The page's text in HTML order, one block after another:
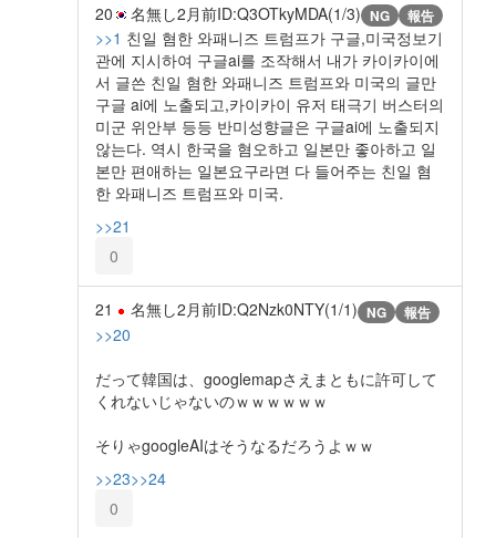
20 名無し2月前ID:Q3OTkyMDA(1/3) NG 報告
>>1 친일 혐한 와패니즈 트럼프가 구글,미국정보기
관에 지시하여 구글ai를 조작해서 내가 카이카이에
서 글쓴 친일 혐한 와패니즈 트럼프와 미국의 글만
구글 ai에 노출되고,카이카이 유저 태극기 버스터의
미군 위안부 등등 반미성향글은 구글ai에 노출되지
않는다. 역시 한국을 혐오하고 일본만 좋아하고 일
본만 편애하는 일본요구라면 다 들어주는 친일 혐
한 와패니즈 트럼프와 미국.
>>21
0
21 名無し2月前ID:Q2Nzk0NTY(1/1) NG 報告
>>20
だって韓国は、googlemapさえまともに許可して
くれないじゃないのｗｗｗｗｗｗ
そりゃgoogleAIはそうなるだろうよｗｗ
>>23>>24
0